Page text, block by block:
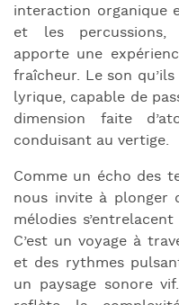
interaction organique
et les percussions,
apporte une
fraîcheur. Le son
lyrique, capable de
dimension faite
conduisant au vertige.
Comme un écho des
nous invite à plonger
mélodies
C’est un voyage à
et des rythmes
un paysage sonore